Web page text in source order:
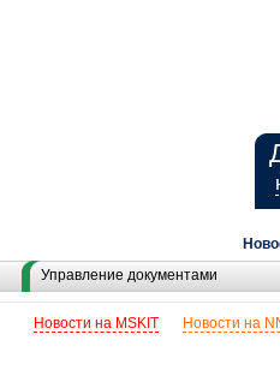
Управление документами
Новости на
Новости на MSKIT